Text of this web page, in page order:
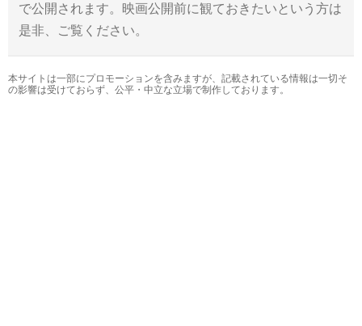
で公開されます。映画公開前に観ておきたいという方は
是非、ご覧ください。
本サイトは一部にプロモーションを含みますが、記載されている情報は一切そ
の影響は受けておらず、公平・中立な立場で制作しております。